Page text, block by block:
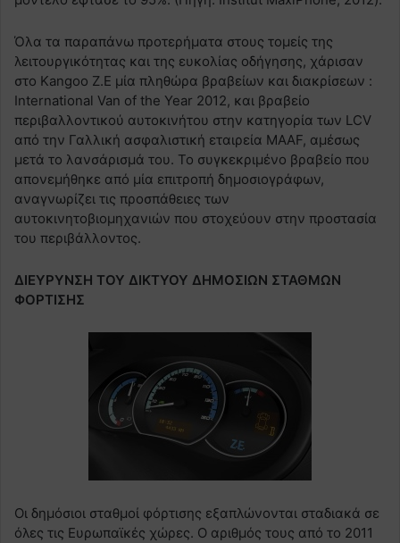
Όλα τα παραπάνω προτερήματα στους τομείς της
λειτουργικότητας και της ευκολίας οδήγησης, χάρισαν
στο Kangoo Z.E μία πληθώρα βραβείων και διακρίσεων :
International Van of the Year 2012, και βραβείο
περιβαλλοντικού αυτοκινήτου στην κατηγορία των LCV
από την Γαλλική ασφαλιστική εταιρεία MAAF, αμέσως
μετά το λανσάρισμά του. Το συγκεκριμένο βραβείο που
απονεμήθηκε από μία επιτροπή δημοσιογράφων,
αναγνωρίζει τις προσπάθειες των
αυτοκινητοβιομηχανιών που στοχεύουν στην προστασία
του περιβάλλοντος.
ΔΙΕΥΡΥΝΣΗ ΤΟΥ ΔΙΚΤΥΟΥ ΔΗΜΟΣΙΩΝ ΣΤΑΘΜΩΝ
ΦΟΡΤΙΣΗΣ
Οι δημόσιοι σταθμοί φόρτισης εξαπλώνονται σταδιακά σε
όλες τις Ευρωπαϊκές χώρες. Ο αριθμός τους από το 2011